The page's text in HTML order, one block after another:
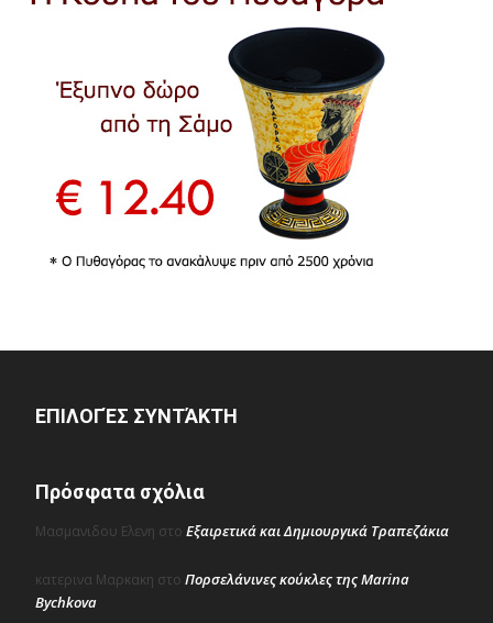
ΕΠΙΛΟΓΈΣ ΣΥΝΤΆΚΤΗ
Πρόσφατα σχόλια
Μασμανιδου Ελενη στο Εξαιρετικά και Δημιουργικά Τραπεζάκια
κατερινα Μαρκακη στο Πορσελάνινες κούκλες της Marina
Bychkova